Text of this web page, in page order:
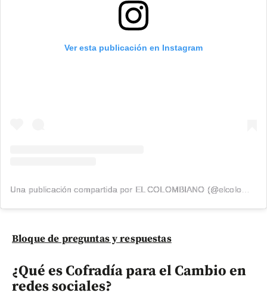
Ver esta publicación en Instagram
Una publicación compartida por EL COLOMBIANO (@elcolombiano_)
Bloque de preguntas y respuestas
¿Qué es Cofradía para el Cambio en
redes sociales?